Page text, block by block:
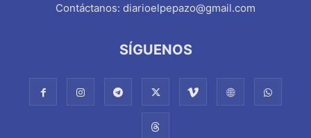
Contáctanos: diarioelpepazo@gmail.com
SÍGUENOS